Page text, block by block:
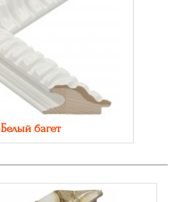
Белый багет